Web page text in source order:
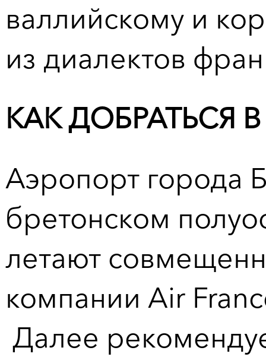
валлийскому и
из диалектов
КАК ДОБРАТЬСЯ
Аэропорт города
бретонском
летают
компании Air
Далее